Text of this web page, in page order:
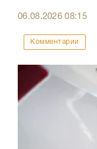
06.08.202608:15
Комментарии